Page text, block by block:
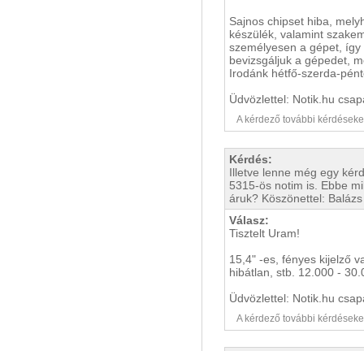
Sajnos chipset hiba,
készülék, valamint
személyesen a gépet,
bevizsgáljuk a gépedet,
Irodánk hétfő-szerda-
Üdvözlettel: Notik.hu
A kérdező további
Kérdés:
Illetve lenne még egy
5315-ös notim is. Ebbe
áruk? Köszönettel:
Válasz:
Tisztelt Uram!
15,4" -es, fényes kijelző
hibátlan, stb. 12.000 -
Üdvözlettel: Notik.hu
A kérdező további